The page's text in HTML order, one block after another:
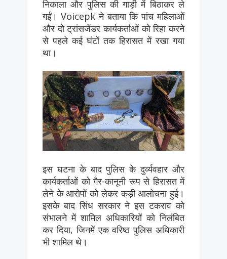
निकाला और पुलिस की गाड़ी में बिठाकर ले
गईं। Voicepk ने बताया कि पांच महिलाओं
और दो ट्रांसजेंडर कार्यकर्ताओं को रिहा करने
से पहले कई घंटों तक हिरासत में रखा गया
था।
इस घटना के बाद पुलिस के दुर्व्यवहार और
कार्यकर्ताओं को गैर-कानूनी रूप से हिरासत में
लेने के आरोपों को लेकर कड़ी आलोचना हुई।
इसके बाद सिंध सरकार ने इस टकराव को
संभालने में शामिल अधिकारियों को निलंबित
कर दिया, जिनमें एक वरिष्ठ पुलिस अधिकारी
भी शामिल थे।